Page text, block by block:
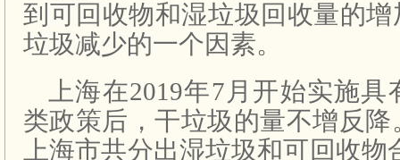
到可回收物和湿垃圾回收量的
垃圾减少的一个因素。
上海在2019年7月开始实施
类政策后，干垃圾的量不增反降
上海市共分出湿垃圾和可回收物